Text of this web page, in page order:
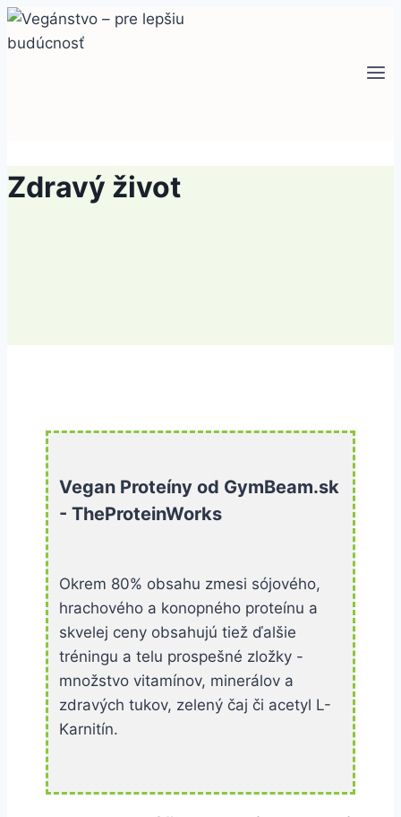
Skip
to
Zdravý život
Vegan Proteíny od GymBeam.sk
- TheProteinWorks
Okrem 80% obsahu zmesi sójového,
hrachového a konopného proteínu a
skvelej ceny obsahujú tiež ďalšie
tréningu a telu prospešné zložky -
množstvo vitamínov, minerálov a
zdravých tukov, zelený čaj či acetyl L-
Karnitín.